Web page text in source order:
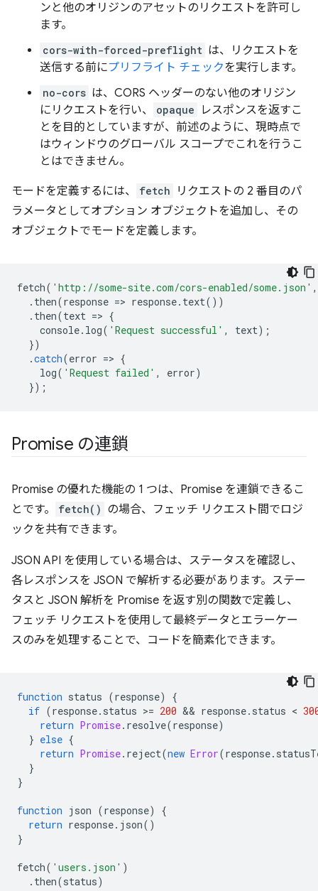
ンと他のオリジンのアセットのリクエストを許可し
ます。
cors-with-forced-preflight は、リクエストを
送信する前にプリフライト チェックを実行します。
no-cors は、CORS ヘッダーのない他のオリジン
にリクエストを行い、
opaque
レスポンスを返すこ
とを目的としていますが、前述のように、現時点で
はウィンドウのグローバル スコープでこれを行うこ
とはできません。
モードを定義するには、 fetch
リクエストの 2 番目のパ
ラメータとしてオプション オブジェクトを追加し、その
オブジェクトでモードを定義します。
fetch( 'http://some-site.com/cors-enabled/some.json' ,
. then(response => response. text())
. then(text => {
console. log( 'Request successful' , text);
})
.catch(error => {
log( 'Request failed' , error)
});
Promise の連鎖
Promise の優れた機能の 1 つは、Promise を連鎖できるこ
とです。
fetch() の場合、フェッチ リクエスト間でロジ
ックを共有できます。
JSON API を使用している場合は、ステータスを確認し、
各レスポンスを JSON で解析する必要があります。ステー
タスと JSON 解析を Promise を返す別の関数で定義し、
フェッチ リクエストを使用して最終データとエラーケー
スのみを処理することで、コードを簡素化できます。
function status (response)
{
if (response. status >= 200 && response. status <
return Promise. resolve(response)
} else {
return Promise. reject(new Error(response.
}
}
function json (response)
{
return response. json()
}
fetch( 'users.json' )
. then(status)